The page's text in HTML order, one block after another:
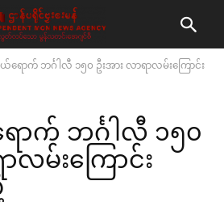
ရောက် ဘင်္ဂါလီ ၁၅၀ ဦးအား လာရာလမ်းကြောင်း
ာက် ဘင်္ဂါလီ ၁၅၀
လမ်းကြောင်း